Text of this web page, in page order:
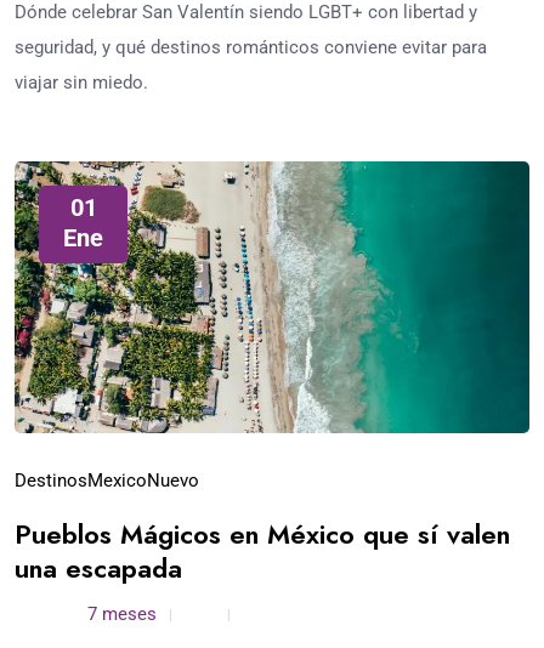
Dónde celebrar San Valentín siendo LGBT+ con libertad y
seguridad, y qué destinos románticos conviene evitar para
viajar sin miedo.
01
Ene
DestinosMexicoNuevo
Pueblos Mágicos en México que sí valen
una escapada
7 meses